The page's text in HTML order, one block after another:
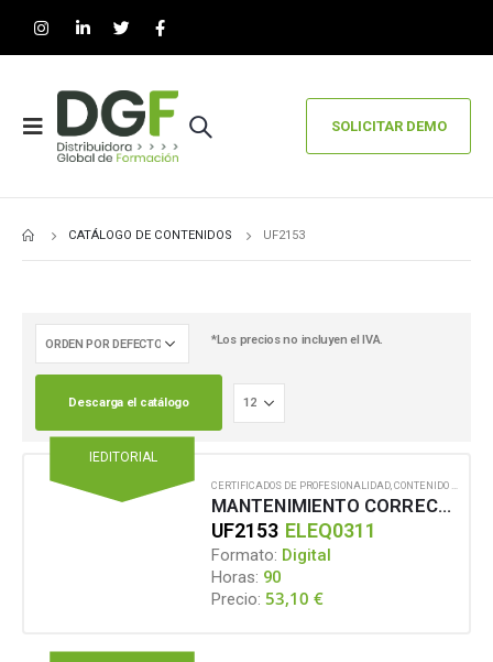
SOLICITAR DEMO
CATÁLOGO DE CONTENIDOS UF2153
*Los precios no incluyen el IVA.
Descarga el catálogo
IEDITORIAL
CERTIFICADOS DE PROFESIONALIDAD CONTENIDO EN FORMATO DIGITAL
MANTENIMIENTO CORRECTIVO DE EQUIPOS DE IMAGEN Y SONIDO
UF2153 ELEQ0311
Formato: Digital
Horas: 90
Precio: 53,10€